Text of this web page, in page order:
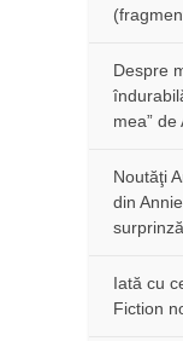
Despre
mea” de
Noutăţi
din
Iată cu
Fiction